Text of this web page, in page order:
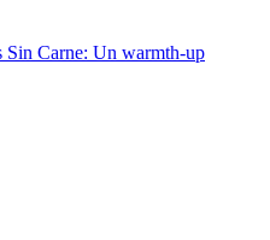
Sin Carne: Un warmth-up